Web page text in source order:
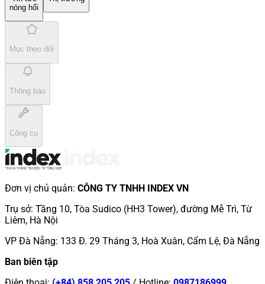
nóng hổi
Mục theo dõi
Thông báo
Công cụ
Đơn vị chủ quản: CÔNG TY TNHH INDEX VN
Trụ sở: Tầng 10, Tòa Sudico (HH3 Tower), đường Mễ Trì, Từ
Liêm, Hà Nội
VP Đà Nẵng: 133 Đ. 29 Tháng 3, Hoà Xuân, Cẩm Lệ, Đà Nẵng
Ban biên tập